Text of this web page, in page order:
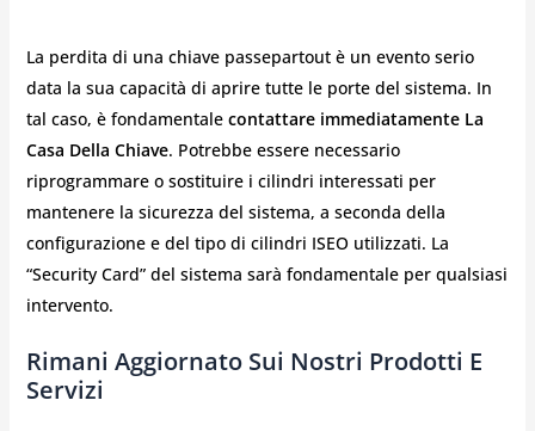
La perdita di una chiave passepartout è un evento serio
data la sua capacità di aprire tutte le porte del sistema. In
tal caso, è fondamentale contattare immediatamente La
Casa Della Chiave. Potrebbe essere necessario
riprogrammare o sostituire i cilindri interessati per
mantenere la sicurezza del sistema, a seconda della
configurazione e del tipo di cilindri ISEO utilizzati. La
“Security Card” del sistema sarà fondamentale per qualsiasi
intervento.
Rimani Aggiornato Sui Nostri Prodotti E
Servizi